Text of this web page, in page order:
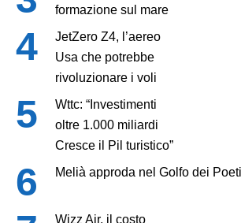
formazione sul mare
JetZero Z4, l’aereo
Usa che potrebbe
rivoluzionare i voli
Wttc: “Investimenti
oltre 1.000 miliardi
Cresce il Pil turistico”
Melià approda nel Golfo dei
Wizz Air, il costo